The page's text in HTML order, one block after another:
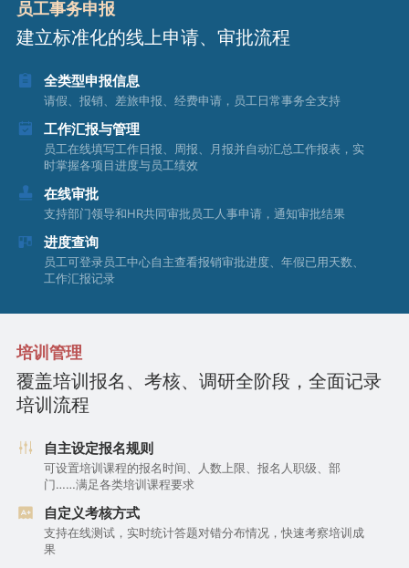
员工事务申报
建立标准化的线上申请、审批流程
全类型申报信息
请假、报销、差旅申报、经费申请，员工日常事务全支持
工作汇报与管理
员工在线填写工作日报、周报、月报并自动汇总工作报表，实
时掌握各项目进度与员工绩效
在线审批
支持部门领导和HR共同审批员工人事申请，通知审批结果
进度查询
员工可登录员工中心自主查看报销审批进度、年假已用天数、
工作汇报记录
培训管理
覆盖培训报名、考核、调研全阶段，全面记录
培训流程
自主设定报名规则
可设置培训课程的报名时间、人数上限、报名人职级、部
门……满足各类培训课程要求
自定义考核方式
支持在线测试，实时统计答题对错分布情况，快速考察培训成
果